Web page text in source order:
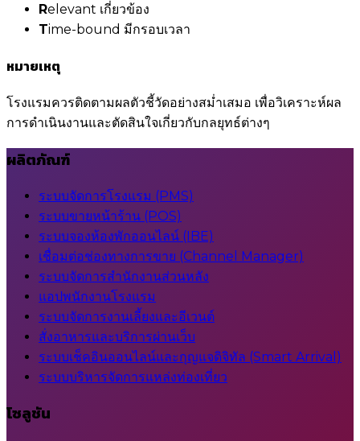
Relevant เกี่ยวข้อง
Time-bound มีกรอบเวลา
หมายเหตุ
โรงแรมควรติดตามผลตัวชี้วัดอย่างสม่ำเสมอ เพื่อวิเคราะห์ผล
การดำเนินงานและตัดสินใจเกี่ยวกับกลยุทธ์ต่างๆ
ผลิตภัณฑ์
ระบบจัดการโรงแรม (PMS)
ระบบขายหน้าร้าน (POS)
ระบบจองห้องพักออนไลน์ (IBE)
เชื่อมต่อช่องทางการขาย (Channel Manager)
ระบบจัดการสำนักงานส่วนหลัง
แอปพนักงานโรงแรม
ระบบจัดการงานเลี้ยงและอีเวนต์
สั่งอาหารและบริการผ่านเว็บ
ระบบเช็คอินออนไลน์และกุญแจดิจิทัล (Smart Arrival)
ระบบบริหารจัดการแหล่งท่องเที่ยว
โซลูชัน